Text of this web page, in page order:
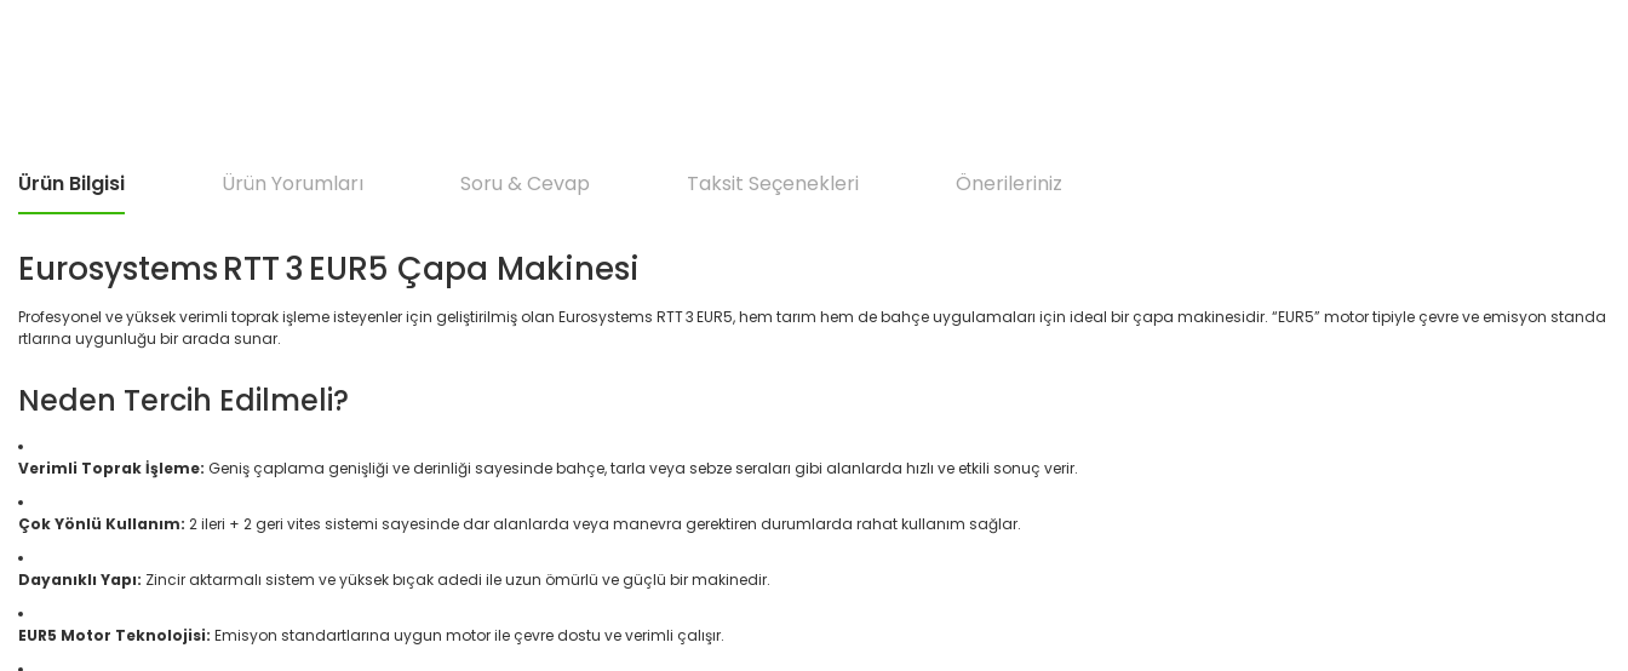
Ürün Bilgisi Ürün Yorumları Soru & Cevap Taksit Seçenekleri Önerileriniz
Eurosystems RTT 3 EUR5 Çapa Makinesi
Profesyonel ve yüksek verimli toprak işleme isteyenler için geliştirilmiş olan Eurosystems RTT 3 EUR5, hem tarım hem de bahçe uygulamaları için ideal bir çapa makinesidir. “EUR5” motor tipiyle çevre ve emisyon standa
rtlarına uygunluğu bir arada sunar.
Neden Tercih Edilmeli?
Verimli Toprak İşleme: Geniş çaplama genişliği ve derinliği sayesinde bahçe, tarla veya sebze seraları gibi alanlarda hızlı ve etkili sonuç verir.
Çok Yönlü Kullanım: 2 ileri + 2 geri vites sistemi sayesinde dar alanlarda veya manevra gerektiren durumlarda rahat kullanım sağlar.
Dayanıklı Yapı: Zincir aktarmalı sistem ve yüksek bıçak adedi ile uzun ömürlü ve güçlü bir makinedir.
EUR5 Motor Teknolojisi: Emisyon standartlarına uygun motor ile çevre dostu ve verimli çalışır.